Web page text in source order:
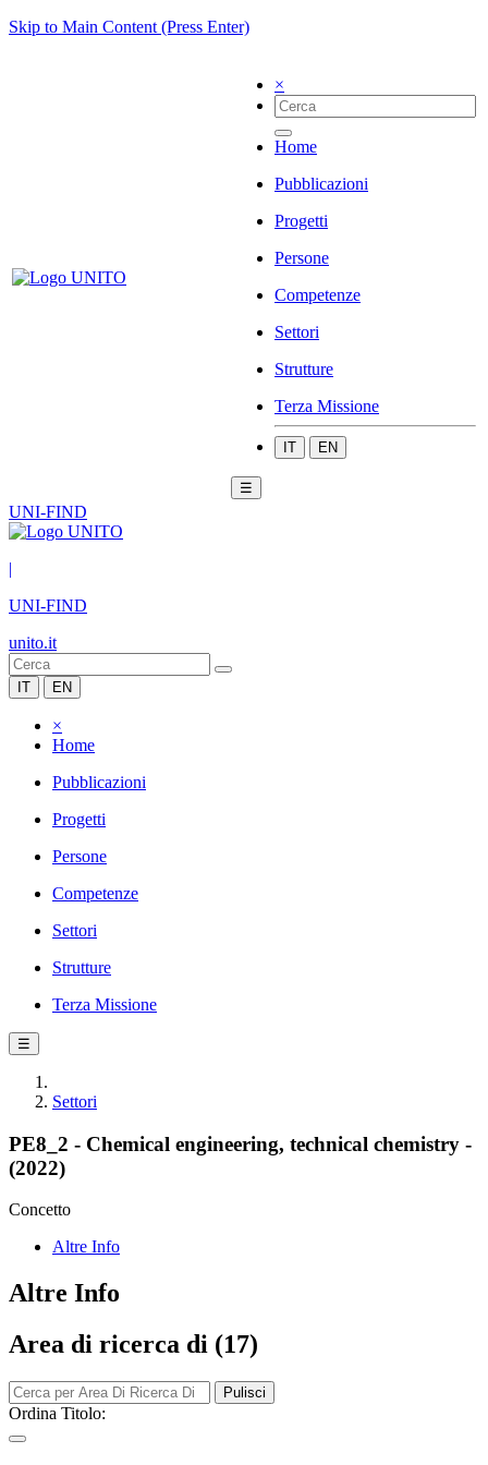
Skip to Main Content (Press Enter)
×
Home
Pubblicazioni
Progetti
Persone
Competenze
Settori
Strutture
Terza Missione
IT EN
☰
UNI-FIND
|
UNI-FIND
unito.it
IT EN
×
Home
Pubblicazioni
Progetti
Persone
Competenze
Settori
Strutture
Terza Missione
☰
Settori
PE8_2 - Chemical engineering, technical chemistry -
(2022)
Concetto
Altre Info
Altre Info
Area di ricerca di (17)
Pulisci
Ordina Titolo: